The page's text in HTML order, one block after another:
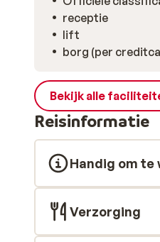
receptie
lift
borg (per
Bekijk alle
Reisinformatie
Handig om te
Verzorging